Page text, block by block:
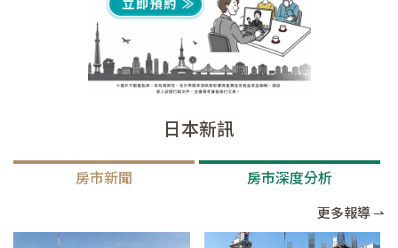
日本新訊
房市新聞 房市深度分析
更多報導 ⇀